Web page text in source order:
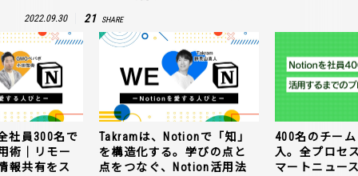
2022.09.30 21 SHARE
社員300名で
術｜リモー
報共有をス
Takramは、Notionで「知」
を構造化する。学びの点と
点をつなぐ、Notion活用法
400名のチー
入。全プロセ
マートニュー